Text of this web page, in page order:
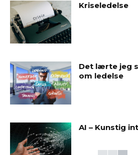
Kriseledelse
Det lærte jeg
om ledelse
AI – Kunstig